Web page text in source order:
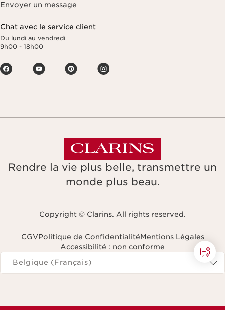
Envoyer un message
Chat avec le service client
Du lundi au vendredi
9h00 - 18h00
Rendre la vie plus belle, transmettre un
monde plus beau.
Copyright © Clarins. All rights reserved.
CGVPolitique de ConfidentialitéMentions Légales
Accessibilité : non conforme
Naviguer vers
Belgique (Français)